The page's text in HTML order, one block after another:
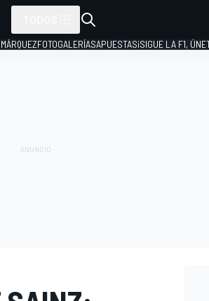
FOTOGALERÍASAPUESTAS¡SIGUE LA F1,